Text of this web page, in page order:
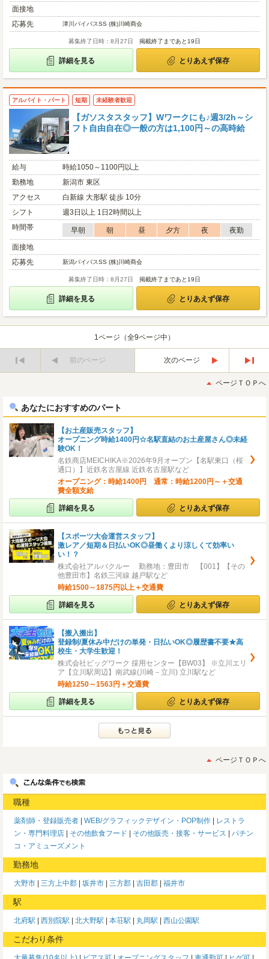
面接地
応募先
津川バイパスSS (株)川崎商会
募集終了日時：8月27日 掲載終了まであと19日
詳細を見る とりあえず保存
アルバイト・パート 短期 未経験者歓迎
【ガソスタスタッフ】Wワークにも♪週3/2h～シ
フト自由自在◎一般の方は1,100円～の高時給
給与
時給1050～1100円以上
勤務地
新潟市 東区
アクセス
白新線 大形駅 徒歩 10分
シフト
週3日以上 1日2時間以上
時間帯
早朝 朝 昼 夕方 夜
夜勤
面接地
応募先
新潟バイパスSS (株)川崎商会
募集終了日時：8月27日 掲載終了まであと19日
詳細を見る とりあえず保存
1ページ（全9ページ中）
前のページ
次のページ
後
ページＴＯＰへ
あなたにおすすめのパート
【お土産販売スタッフ】
オープニング時給1400円☆名駅直結のお土産屋さん◎未経
験OK！
名鉄商店MEICHIKA※2026年9月オープン【名駅東口（桜
通口）】近鉄名古屋線 近鉄名古屋駅など
オープニング：時給1400円 通常：時給1200円～＋交通
費全額支給
詳細を見る とりあえず保存
【スポーツ大会運営スタッフ】
激レア／短期＆日払いOK◎昼働くより涼しくて効率い
い！？
株式会社アルバクルー 勤務地：豊田市 【001】【その
他豊田市】名鉄三河線 越戸駅など
時給1500～1875円以上＋交通費
詳細を見る とりあえず保存
【搬入搬出】
登録制/夏休み中だけの単発・日払いOK◎履歴書不要★高
校生・大学生歓迎！
株式会社ビッグワーク 採用センター【BW03】 ※立川エリ
ア【立川駅周辺】南武線(川崎－立川) 立川駅など
時給1250～1563円＋交通費
詳細を見る とりあえず保存
ページＴＯＰへ
職種
薬剤師・登録販売者 WEB/グラフィックデザイン・POP制作
レストラ
ン・専門料理店
その他飲食フード その他販売・接客・サービス
パチン
コ・アミューズメント
勤務地
大野市 三方上中郡 坂井市 三方郡 吉田郡 福井市
駅
北府駅 西別院駅 北大野駅 本荘駅 丸岡駅 西山公園駅
こだわり条件